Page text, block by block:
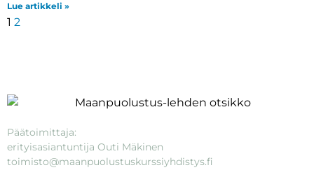
Lue artikkeli »
1 2
Päätoimittaja:
erityisasiantuntija Outi Mäkinen
toimisto@maanpuolustuskurssiyhdistys.fi